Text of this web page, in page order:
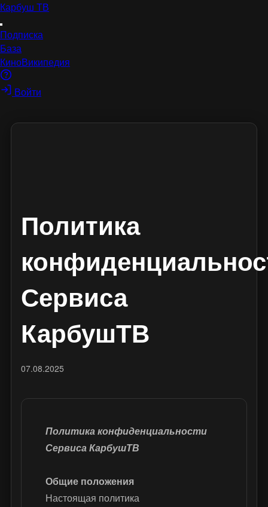
Карбуш ТВ
Подписка
База
КиноВикипедия
Войти
Политика
Сервиса
КарбушТВ
07.08.2025
Политика конфиденциальности
Сервиса КарбушТВ
Общие положения
Настоящая политика